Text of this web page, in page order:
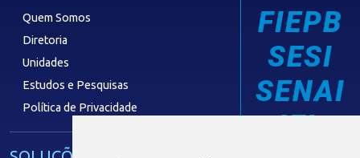
Quem Somos
Diretoria
Unidades
Estudos e Pesquisas
Política de Privacidade
FIEPB
SESI
SENAI
IEL